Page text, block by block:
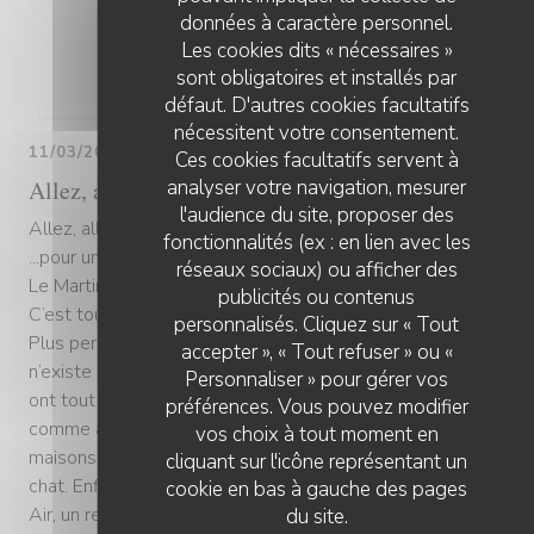
données à caractère personnel.
Les cookies dits « nécessaires »
sont obligatoires et installés par
défaut. D'autres cookies facultatifs
nécessitent votre consentement.
Ces cookies facultatifs servent à
analyser votre navigation, mesurer
l'audience du site, proposer des
fonctionnalités (ex : en lien avec les
réseaux sociaux) ou afficher des
publicités ou contenus
personnalisés. Cliquez sur « Tout
accepter », « Tout refuser » ou «
Personnaliser » pour gérer vos
préférences. Vous pouvez modifier
vos choix à tout moment en
cliquant sur l'icône représentant un
cookie en bas à gauche des pages
du site.
Allez, allons à Saint Martin du Tertre
11/03/2019
Allez, allons à Saint Martin du Tertre
...pour un simple déjeuner
Le Martin Bel Air, ultime trait d’union
C’est tout de même bizarre de traverser les villages de
Plus personne. Cette vie que l’on célébrait, la vie de village-
n’existe plus. Tout est fermé, à vendre. Les centres
ont tout boulotté. Près de Sens, dans l’Yonne (2346
comme ailleurs, Saint Martin du Tertre semble déserté. Des
maisons, des rues, des parkings; du vide, de l’absence. Pas un
chat. Enfin presque. Dernier lien social, voici la table du
Air, un restaurant repris en décembre dernier par Jean-